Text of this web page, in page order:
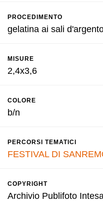
PROCEDIMENTO
gelatina ai sali
MISURE
2,4x3,6
COLORE
b/n
PERCORSI TEMATICI
FESTIVAL DI
COPYRIGHT
Archivio Publifoto